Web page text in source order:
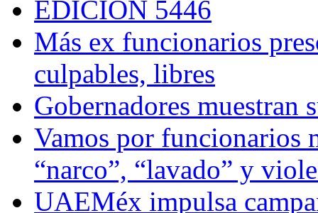
EDICIÓN 5446
Más ex funcionarios
culpables, libres
Gobernadores muestran
Vamos por funcionarios
“narco”, “lavado” y
UAEMéx impulsa